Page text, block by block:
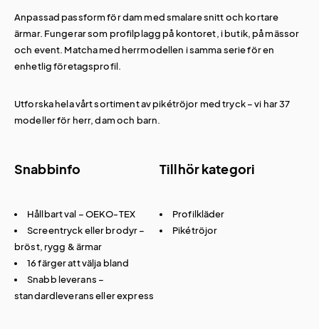
Anpassad passform för dam med smalare snitt och kortare
ärmar. Fungerar som profilplagg på kontoret, i butik, på mässor
och event. Matcha med herrmodellen i samma serie för en
enhetlig företagsprofil.
Utforska hela vårt sortiment avpikétröjor med tryck– vi har 37
modeller för herr, dam och barn.
Snabbinfo
Hållbart val – OEKO-TEX
Screentryck eller brodyr –
bröst, rygg & ärmar
16 färger att välja bland
Snabb leverans –
standardleverans eller express
Tillhör kategori
Profilkläder
Pikétröjor